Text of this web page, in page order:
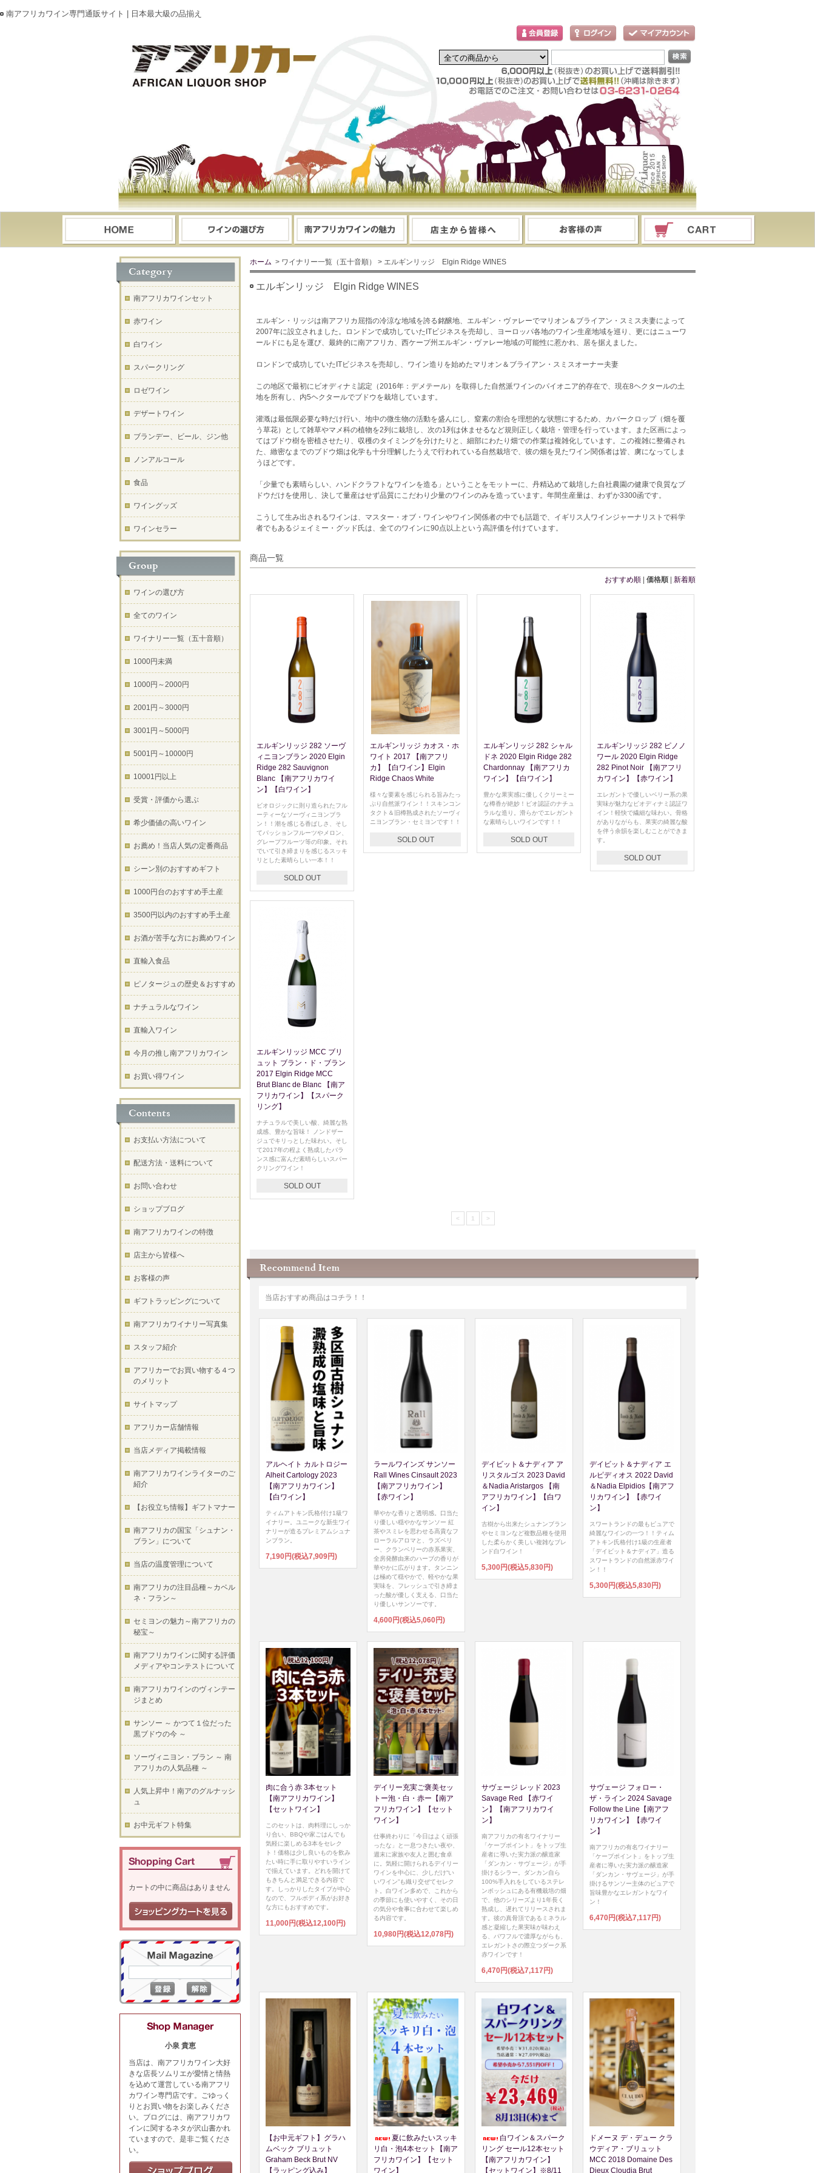
南アフリカワイン専門通販サイト | 日本最大級の品揃え
ホーム > ワイナリー一覧（五十音順） > エルギンリッジ Elgin Ridge WINES
エルギンリッジ Elgin Ridge WINES
エルギン・リッジは南アフリカ屈指の冷涼な地域を誇る銘醸地、エルギン・ヴァレーでマリオン＆ブライアン・スミス夫妻によって
2007年に設立されました。ロンドンで成功していたITビジネスを売却し、ヨーロッパ各地のワイン生産地域を巡り、更にはニューワ
ールドにも足を運び、最終的に南アフリカ、西ケープ州エルギン・ヴァレー地域の可能性に惹かれ、居を据えました。
ロンドンで成功していたITビジネスを売却し、ワイン造りを始めたマリオン＆ブライアン・スミスオーナー夫妻
この地区で最初にビオディナミ認定（2016年：デメテール）を取得した自然派ワインのパイオニア的存在で、現在8ヘクタールの土
地を所有し、内5ヘクタールでブドウを栽培しています。
灌漑は最低限必要な時だけ行い、地中の微生物の活動を盛んにし、窒素の割合を理想的な状態にするため、カバークロップ（畑を覆
う草花）として雑草やマメ科の植物を2列に栽培し、次の1列は休ませるなど規則正しく栽培・管理を行っています。また区画によっ
てはブドウ樹を密植させたり、収穫のタイミングを分けたりと、細部にわたり畑での作業は複雑化しています。この複雑に整備され
た、緻密なまでのブドウ畑は化学も十分理解したうえで行われている自然栽培で、彼の畑を見たワイン関係者は皆、虜になってしま
うほどです。
「少量でも素晴らしい、ハンドクラフトなワインを造る」ということをモットーに、丹精込めて栽培した自社農園の健康で良質なブ
ドウだけを使用し、決して量産はせず品質にこだわり少量のワインのみを造っています。年間生産量は、わずか3300函です。
こうして生み出されるワインは、マスター・オブ・ワインやワイン関係者の中でも話題で、イギリス人ワインジャーナリストで科学
者でもあるジェイミー・グッド氏は、全てのワインに90点以上という高評価を付けています。
商品一覧
おすすめ順 価格順 新着順
エルギンリッジ 282 ソーヴ
ィニヨンブラン 2020 Elgin
Ridge 282 Sauvignon
Blanc 【南アフリカワイ
ン】【白ワイン】
ビオロジックに則り造られたフル
ーティーなソーヴィニヨンブラ
ン！！潮を感じる香ばしさ、そし
てパッションフルーツやメロン、
グレープフルーツ等の印象。それ
でいて引き締まりを感じるスッキ
リとした素晴らしい一本！！
SOLD OUT
エルギンリッジ カオス・ホ
ワイト 2017 【南アフリ
カ】【白ワイン】Elgin
Ridge Chaos White
様々な要素を感じられる旨みたっ
ぷり自然派ワイン！！スキンコン
タクト＆旧樽熟成されたソーヴィ
ニヨンブラン・セミヨンです！！
SOLD OUT
エルギンリッジ 282 シャル
ドネ 2020 Elgin Ridge 282
Chardonnay 【南アフリカ
ワイン】【白ワイン】
豊かな果実感に優しくクリーミー
な樽香が絶妙！ビオ認証のナチュ
ラルな造り。滑らかでエレガント
な素晴らしいワインです！！
SOLD OUT
エルギンリッジ 282 ピノノ
ワール 2020 Elgin Ridge
282 Pinot Noir 【南アフリ
カワイン】【赤ワイン】
エレガントで優しいベリー系の果
実味が魅力なビオディナミ認証ワ
イン！軽快で繊細な味わい。骨格
がありながらも、果実の綺麗な酸
を伴う余韻を楽しむことができま
す。
SOLD OUT
エルギンリッジ MCC ブリ
ュット ブラン・ド・ブラン
2017 Elgin Ridge MCC
Brut Blanc de Blanc 【南ア
フリカワイン】【スパーク
リング】
ナチュラルで美しい酸、綺麗な熟
成感、豊かな旨味！ ノンドザー
ジュでキリっとした味わい。そし
て2017年の程よく熟成したバラ
ンス感に富んだ素晴らしいスパー
クリングワイン！
SOLD OUT
< 1 >
当店おすすめ商品はコチラ！！
アルヘイト カルトロジー
Alheit Cartology 2023
【南アフリカワイン】
【白ワイン】
ティムアトキン氏格付け1級ワ
イナリー。ユニークな新生ワイ
ナリーが造るプレミアムシュナ
ンブラン。
7,190円(税込7,909円)
ラールワインズ サンソー
Rall Wines Cinsault 2023
【南アフリカワイン】
【赤ワイン】
華やかな香りと透明感。口当た
り優しい穏やかなサンソー 紅
茶やスミレを思わせる高貴なフ
ローラルアロマと、ラズベリ
ー、クランベリーの赤系果実、
全房発酵由来のハーブの香りが
華やかに広がります。タンニン
は極めて穏やかで、軽やかな果
実味を、フレッシュで引き締ま
った酸が優しく支える、口当た
り優しいサンソーです。
4,600円(税込5,060円)
デイビット＆ナディア ア
リスタルゴス 2023 David
＆Nadia Aristargos 【南
アフリカワイン】【白ワ
イン】
古樹から出来たシュナンブラン
やセミヨンなど複数品種を使用
した柔らかく美しい複雑なブレ
ンド白ワイン！
5,300円(税込5,830円)
デイビット＆ナディア エ
ルピディオス 2022 David
＆Nadia Elpidios【南アフ
リカワイン】【赤ワイ
ン】
スワートランドの最もピュアで
綺麗なワインの一つ！！ティム
アトキン氏格付け1級の生産者
「デイビット＆ナディア」造る
スワートランドの自然派赤ワイ
ン！！
5,300円(税込5,830円)
肉に合う赤 3本セット
【南アフリカワイン】
【セットワイン】
このセットは、肉料理にしっか
り合い、BBQや家ごはんでも
気軽に楽しめる3本をセレク
ト！価格は少し良いものを飲み
たい時に手に取りやすいライン
で揃えています。どれを開けて
もきちんと満足できる内容で
す。しっかりしたタイプが中心
なので、フルボディ系がお好き
な方にもおすすめです。
11,000円(税込12,100円)
デイリー充実ご褒美セッ
トー泡・白・赤ー【南ア
フリカワイン】【セット
ワイン】
仕事終わりに「今日はよく頑張
ったな」と一息つきたい夜や、
週末に家族や友人と囲む食卓
に。気軽に開けられるデイリー
ワインを中心に、少しだけ“い
いワイン”も織り交ぜてセレク
ト。白ワイン多めで、これから
の季節にも使いやすく、その日
の気分や食事に合わせて楽しめ
る内容です。
10,980円(税込12,078円)
サヴェージ レッド 2023
Savage Red 【赤ワイ
ン】【南アフリカワイ
ン】
南アフリカの有名ワイナリー
「ケープポイント」をトップ生
産者に導いた実力派の醸造家
「ダンカン・サヴェージ」が手
掛けるシラー。ダンカン自ら
100%手入れをしているステレ
ンボッシュにある有機栽培の畑
で、他のシリーズより1年長く
熟成し、遅れてリリースされま
す。彼の真骨頂であるミネラル
感と凝縮した果実味が味わえ
る、パワフルで濃厚ながらも、
エレガントさの際立つダーク系
赤ワインです！
6,470円(税込7,117円)
サヴェージ フォロー・
ザ・ライン 2024 Savage
Follow the Line【南アフ
リカワイン】【赤ワイ
ン】
南アフリカの有名ワイナリー
「ケープポイント」をトップ生
産者に導いた実力派の醸造家
「ダンカン・サヴェージ」が手
掛けるサンソー主体のピュアで
旨味豊かなエレガントなワイ
ン！
6,470円(税込7,117円)
【お中元ギフト】グラハ
ムベック ブリュット
Graham Beck Brut NV
【ラッピング込み】
夏に飲みたいスッキ
リ白・泡4本セット【南ア
フリカワイン】【セット
ワイン】
白ワイン＆スパーク
リング セール12本セット
【南アフリカワイン】
【セットワイン】※8/11
ドメーヌ デ・デュー クラ
ウディア・ブリュット
MCC 2018 Domaine Des
Dieux Cloudia Brut
南アフリカワインセット
赤ワイン
白ワイン
スパークリング
ロゼワイン
デザートワイン
ブランデー、ビール、ジン他
ノンアルコール
食品
ワイングッズ
ワインセラー
ワインの選び方
全てのワイン
ワイナリー一覧（五十音順）
1000円未満
1000円～2000円
2001円～3000円
3001円～5000円
5001円～10000円
10001円以上
受賞・評価から選ぶ
希少価値の高いワイン
お薦め！当店人気の定番商品
シーン別のおすすめギフト
1000円台のおすすめ手土産
3500円以内のおすすめ手土産
お酒が苦手な方にお薦めワイン
直輸入食品
ピノタージュの歴史＆おすすめ
ナチュラルなワイン
直輸入ワイン
今月の推し南アフリカワイン
お買い得ワイン
お支払い方法について
配送方法・送料について
お問い合わせ
ショップブログ
南アフリカワインの特徴
店主から皆様へ
お客様の声
ギフトラッピングについて
南アフリカワイナリー写真集
スタッフ紹介
アフリカーでお買い物する４つ
のメリット
サイトマップ
アフリカー店舗情報
当店メディア掲載情報
南アフリカワインライターのご
紹介
【お役立ち情報】ギフトマナー
南アフリカの国宝「シュナン・
ブラン」について
当店の温度管理について
南アフリカの注目品種～カベル
ネ・フラン～
セミヨンの魅力～南アフリカの
秘宝～
南アフリカワインに関する評価
メディアやコンテストについて
南アフリカワインのヴィンテー
ジまとめ
サンソー ～ かつて１位だった
黒ブドウの今 ～
ソーヴィニヨン・ブラン ～ 南
アフリカの人気品種 ～
人気上昇中！南アのグルナッシ
ュ
お中元ギフト特集
カートの中に商品はありません
小泉 貴恵
当店は、南アフリカワイン大好
きな店長ソムリエが愛情と情熱
を込めて運営している南アフリ
カワイン専門店です。ごゆっく
りとお買い物をお楽しみくださ
い。ブログには、南アフリカワ
インに関するネタが沢山書かれ
ていますので、是非ご覧くださ
い。